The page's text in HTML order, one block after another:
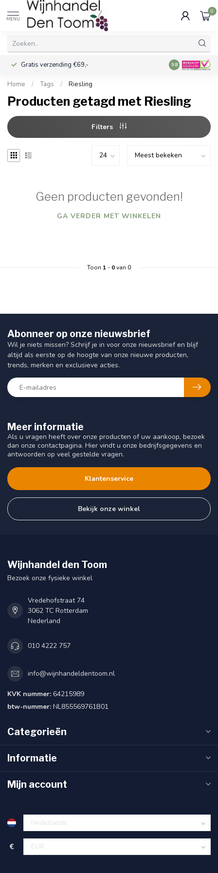
MENU
0
Gratis verzending €69,- Voor 16:00
9.8
Home / Tags / Riesling
Producten getagd met Riesling
Filters
Geen producten gevonden!
GA VERDER MET WINKELEN
Toon 1- 0van 0
Meer informatie
Als u vragen heeft over onze producten of uw aankoop, bezoek
dan onze contactpagina. Hier vindt u onze bedrijfsgegevens en
antwoorden op veel gestelde vragen.
Klantenservice
Bekijk onze winkel
Abonneer op onze nieuwsbrief
Wil je niets missen? Schrijf je in voor onze nieuwsbrief en blijf
altijd als eerste op de hoogte van onze nieuwe producten,
trends, merken en exclusieve acties.
Wijnhandel den Toom
Bezoek onze fysieke winkel
Vredehofstraat 74
3062 TC Rotterdam
Nederland
010 4222 757
info@wijnhandeldentoom.nl
KVK nummer: 64215989
btw-nummer: NL855569761B01
Categorieën
Informatie
Mijn account
€